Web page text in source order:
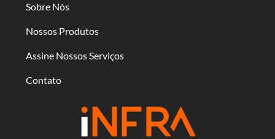
Sobre Nós
Nossos Produtos
Assine Nossos Serviços
Contato